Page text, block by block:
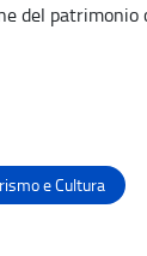
del
e Cultura